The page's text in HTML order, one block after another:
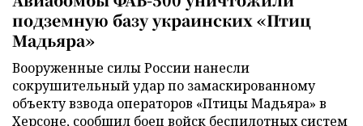
подземную базу украинских «Птиц
Мадьяра»
Вооруженные силы России нанесли
сокрушительный удар по замаскированному
объекту взвода операторов «Птицы Мадьяра» в
Херсоне, сообщил боец войск беспилотных систем